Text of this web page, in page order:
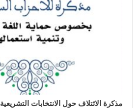
مذكرة الائتلاف حول الانتخابات التشريعية